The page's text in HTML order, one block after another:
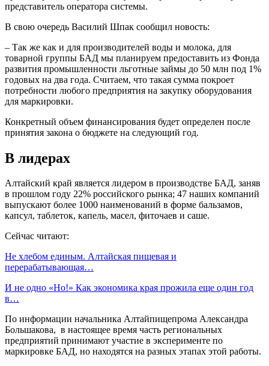
представитель оператора системы.
В свою очередь Василий Шпак сообщил новость:
– Так же как и для производителей воды и молока, для
товарной группы БАД мы планируем предоставить из Фонда
развития промышленности льготные займы до 50 млн под 1%
годовых на два года. Считаем, что такая сумма покроет
потребности любого предприятия на закупку оборудования
для маркировки.
Конкретный объем финансирования будет определен после
принятия закона о бюджете на следующий год.
В лидерах
Алтайский край является лидером в производстве БАД, заняв
в прошлом году 22% российского рынка; 47 наших компаний
выпускают более 1000 наименований в форме бальзамов,
капсул, таблеток, капель, масел, фиточаев и саше.
Сейчас читают:
Не хлебом единым. Алтайская пищевая и
перерабатывающая…
И не одно «Но!» Как экономика края прожила еще один год
в…
По информации начальника Алтайпищепрома Александра
Большакова, в настоящее время часть региональных
предприятий принимают участие в эксперименте по
маркировке БАД, но находятся на разных этапах этой работы.